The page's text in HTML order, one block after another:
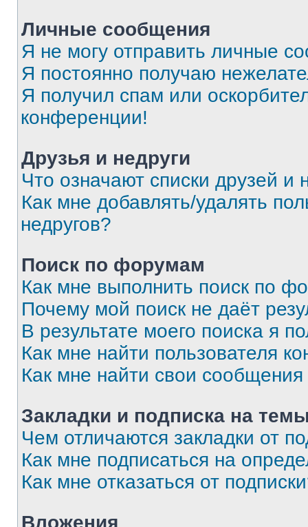
Личные сообщения
Я не могу отправить личные
Я постоянно получаю
Я получил спам или
конференции!
Друзья и недруги
Что означают списки друзей и
Как мне добавлять/удалять
недругов?
Поиск по форумам
Как мне выполнить поиск по
Почему мой поиск не даёт
В результате моего поиска я
Как мне найти пользователя
Как мне найти свои
Закладки и подписка на
Чем отличаются закладки от
Как мне подписаться на
Как мне отказаться от
Вложения